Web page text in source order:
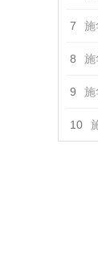
7 施
8 施
9 施
10